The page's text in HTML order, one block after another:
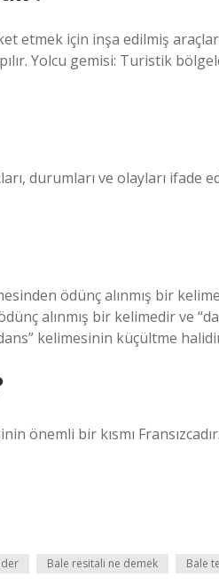
etmek için inşa edilmiş
Yolcu gemisi: Turistik
durumları ve olayları ifade
ödünç alınmış bir
alınmış bir kelimedir ve
kelimesinin küçültme
önemli bir kısmı Fransızcadır.
Bale resitali ne demek Bale